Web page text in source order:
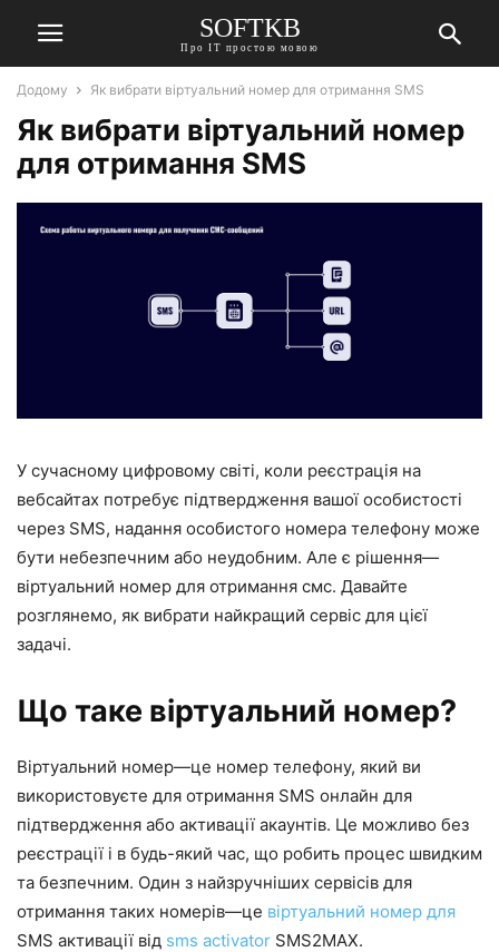
SOFTKB
Про ІТ простою мовою
Додому Як вибрати віртуальний номер для отримання SMS
Як вибрати віртуальний номер
для отримання SMS
У сучасному цифровому світі, коли реєстрація на
вебсайтах потребує підтвердження вашої особистості
через SMS, надання особистого номера телефону може
бути небезпечним або неудобним. Але є рішення—
віртуальний номер для отримання смс. Давайте
розглянемо, як вибрати найкращий сервіс для цієї
задачі.
Що таке віртуальний номер?
Віртуальний номер—це номер телефону, який ви
використовуєте для отримання SMS онлайн для
підтвердження або активації акаунтів. Це можливо без
реєстрації і в будь-який час, що робить процес швидким
та безпечним. Один з найзручніших сервісів для
отримання таких номерів—це віртуальний номер для
SMS активації від sms activator SMS2MAX.